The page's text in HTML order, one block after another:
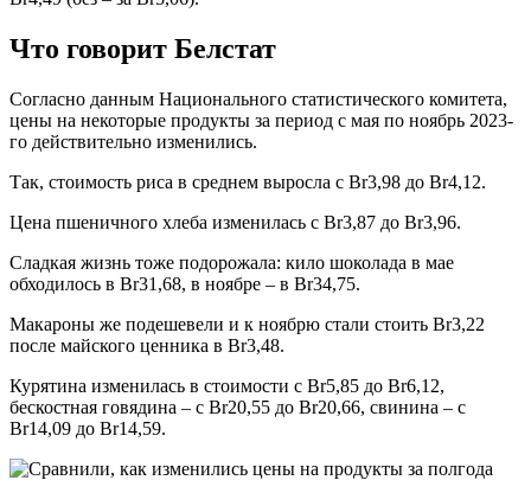
Что говорит Белстат
Согласно данным Национального статистического комитета,
цены на некоторые продукты за период с мая по ноябрь 2023-
го действительно изменились.
Так, стоимость риса в среднем выросла с Br3,98 до Br4,12.
Цена пшеничного хлеба изменилась с Br3,87 до Br3,96.
Сладкая жизнь тоже подорожала: кило шоколада в мае
обходилось в Br31,68, в ноябре – в Br34,75.
Макароны же подешевели и к ноябрю стали стоить Br3,22
после майского ценника в Br3,48.
Курятина изменилась в стоимости с Br5,85 до Br6,12,
бескостная говядина – с Br20,55 до Br20,66, свинина – с
Br14,09 до Br14,59.